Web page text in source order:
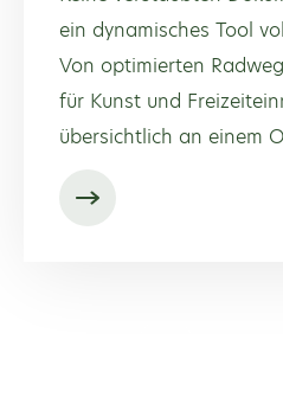
ein dynamisches Tool
Von optimierten
für Kunst und
übersichtlich an einem